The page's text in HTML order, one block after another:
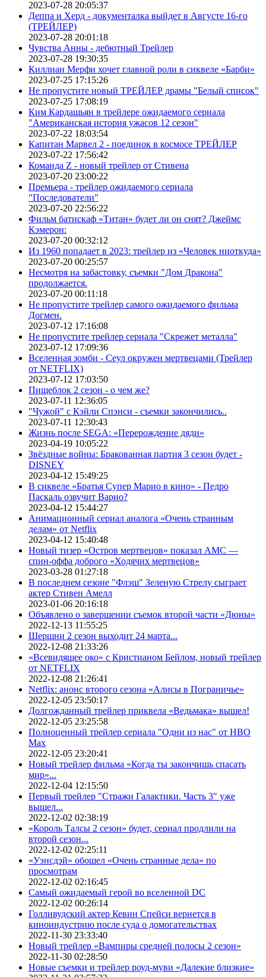
2023-07-28 20:05:37
Деппа и Херд - документалка выйдет в Августе 16-го
(ТРЕЙЛЕР)
2023-07-28 20:01:18
Чувства Анны - дебютный Трейлер
2023-07-28 19:30:35
Киллиан Мерфи хочет главной роли в сиквеле «Барби»
2023-07-25 17:15:26
Не пропустите новый ТРЕЙЛЕР драмы "Белый список"
2023-07-25 17:08:19
Ким Кардашьян в трейлере ожидаемого сериала
"Американская история ужасов 12 сезон"
2023-07-22 18:03:54
Капитан Марвел 2 - поединок в космосе ТРЕЙЛЕР
2023-07-22 17:56:42
Команда Z - новый трейлер от Стивена
2023-07-20 23:00:22
Премьера - трейлер ожидаемого сериала
"Последователи"
2023-07-20 22:56:22
Фильм батискаф «Титан» будет ли он снят? Джеймс
Кэмерон:
2023-07-20 00:32:12
Из 1960 попадает в 2023: трейлер из «Человек ниоткуда»
2023-07-20 00:25:57
Несмотря на забастовку, съемки "Дом Дракона"
продолжается.
2023-07-20 00:11:18
Не пропустите трейлер самого ожидаемого фильма
Догмен.
2023-07-12 17:16:08
Не пропустите трейлер сериала "Скрежет металла"
2023-07-12 17:09:36
Вселенная зомби - Сеул окружен мертвецами (Трейлер
от NETFLIX)
2023-07-12 17:03:50
Пищеблок 2 сезон - о чем же?
2023-07-11 12:36:05
"Чужой" с Кэйли Спэнси - съемки закончились..
2023-07-11 12:30:43
Жизнь после SEGA: «Перерождение дяди»
2023-04-19 10:05:22
Звёздные войны: Бракованная партия 3 сезон будет -
DISNEY
2023-04-12 15:49:25
В сиквеле «Братья Супер Марио в кино» - Педро
Паскаль озвучит Варио?
2023-04-12 15:44:27
Анимационный сериал аналога «Очень странным
делам» от Netflix
2023-04-12 15:40:48
Новый тизер «Остров мертвецов» показал АМС —
спин-оффа доброго «Ходячих мертвецов»
2023-03-28 01:27:18
В последнем сезоне "Флэш" Зеленую Стрелу сыграет
актер Стивен Амелл
2023-01-06 20:16:18
Объявлено о завершении съемок второй части «Дюны»
2022-12-13 11:55:25
Шершни 2 сезон выходит 24 марта...
2022-12-08 21:33:26
«Всевидящее око» с Кристианом Бейлом, новый трейлер
от NETFLIX
2022-12-08 21:26:41
Netflix: анонс второго сезона «Алисы в Пограничье»
2022-12-05 23:50:17
Долгожданный трейлер приквела «Ведьмака» вышел!
2022-12-05 23:25:58
Полноценный трейлер сериала "Одни из нас" от HBO
Max
2022-12-05 23:20:41
Новый трейлер фильма «Когда ты закончишь спасать
мир»...
2022-12-04 12:15:50
Первый трейлер "Стражи Галактики. Часть 3" уже
вышел...
2022-12-02 02:38:19
«Король Талсы 2 сезон» будет, сериал продлили на
второй сезон...
2022-12-02 02:25:11
«Уэнсдэй» обошел «Очень странные дела» по
просмотрам
2022-12-02 02:16:45
Самый ожидаемый герой во вселенной DC
2022-12-02 00:26:14
Голливудский актер Кевин Спейси вернется в
киноиндустрию после суда о домогательствах
2022-11-30 23:33:40
Новый трейлер «Вампиры средней полосы 2 сезон»
2022-11-30 02:28:50
Новые съемки и трейлер роуд-муви «Далекие близкие»